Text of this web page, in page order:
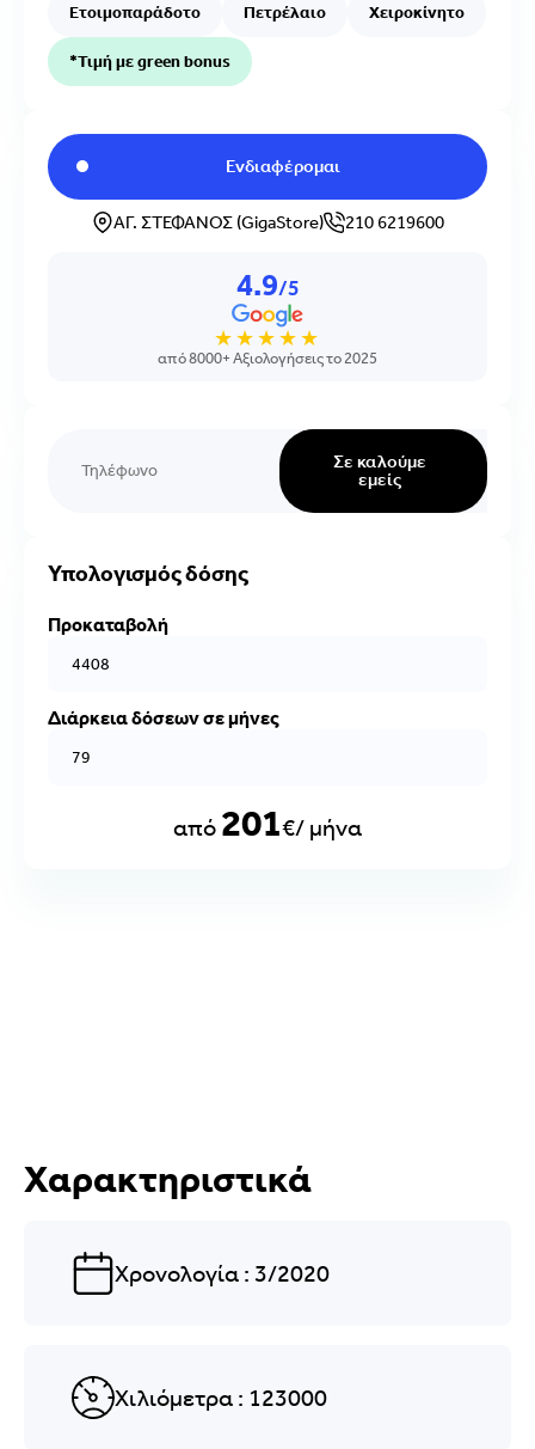
Ετοιμοπαράδοτο Πετρέλαιο Χειροκίνητο
*Τιμή με green bonus
Ενδιαφέρομαι
ΑΓ. ΣΤΕΦΑΝΟΣ (GigaStore) 210 6219600
4.9/5
★★★★★
από 8000+ Αξιολογήσεις το 2025
Σε καλούμε
εμείς
Υπολογισμός δόσης
Προκαταβολή
Διάρκεια δόσεων σε μήνες
από 201€/ μήνα
Χαρακτηριστικά
Χρονολογία : 3/2020
Χιλιόμετρα : 123000